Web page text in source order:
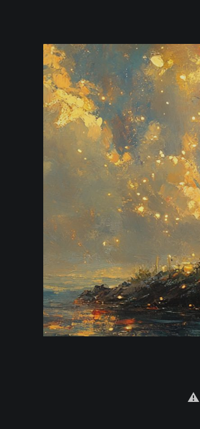
⚠️